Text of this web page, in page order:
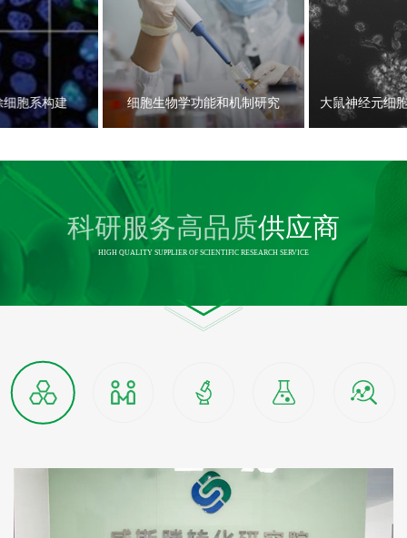
细胞系构建 细胞生物学功能和机制研究 大鼠神经元细
科研服务高品质供应商
HIGH QUALITY SUPPLIER OF SCIENTIFIC RESEARCH SERVICE